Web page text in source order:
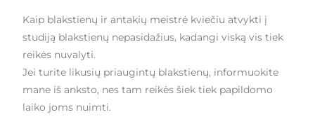
Kaip blakstienų ir antakių meistrė kviečiu atvykti į
studiją blakstienų nepasidažius, kadangi viską vis tiek
reikės nuvalyti.
Jei turite likusių priaugintų blakstienų, informuokite
mane iš anksto, nes tam reikės šiek tiek papildomo
laiko joms nuimti.